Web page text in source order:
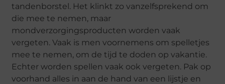
tandenborstel. Het klinkt zo vanzelfsprekend om
die mee te nemen, maar
mondverzorgingsproducten worden vaak
vergeten. Vaak is men voornemens om spelletjes
mee te nemen, om de tijd te doden op vakantie.
Echter worden spellen vaak ook vergeten. Pak op
voorhand alles in aan de hand van een lijstje en